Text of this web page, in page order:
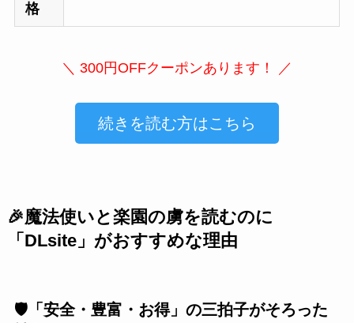
格
＼ 300円OFFクーポンあります！ ／
続きを読む方はこちら
🎉魔法使いと楽園の虜を読むのに
「DLsite」がおすすめな理由
🛡️「安全・豊富・お得」の三拍子がそろった